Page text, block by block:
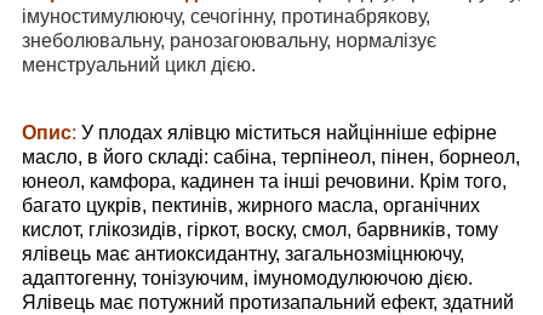
імуностимулюючу, сечогінну, протинабрякову,
знеболювальну, ранозагоювальну, нормалізує
менструальний цикл дією.
Опис: У плодах ялівцю міститься найцінніше ефірне
масло, в його складі: сабіна, терпінеол, пінен, борнеол,
юнеол, камфора, кадинен та інші речовини. Крім того,
багато цукрів, пектинів, жирного масла, органічних
кислот, глікозидів, гіркот, воску, смол, барвників, тому
ялівець має антиоксидантну, загальнозміцнюючу,
адаптогенну, тонізуючим, імуномодулюючою дією.
Ялівець має потужний протизапальний ефект, здатний